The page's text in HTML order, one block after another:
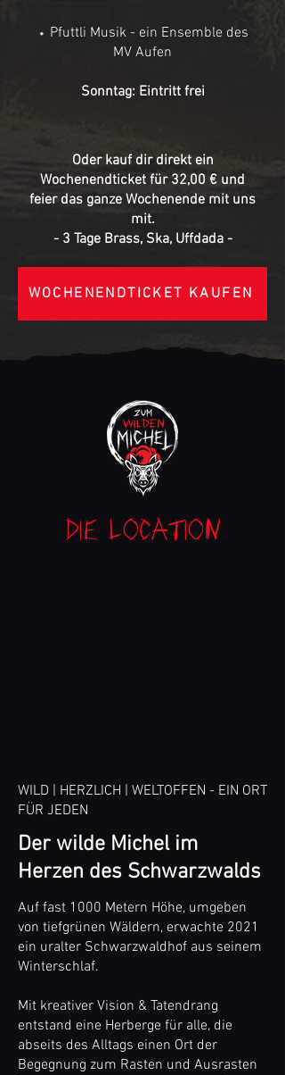
⬩ Pfuttli Musik - ein Ensemble des
MV Aufen
Sonntag: Eintritt frei
Oder kauf dir direkt ein
Wochenendticket für 32,00 € und
feier das ganze Wochenende mit uns
mit.
- 3 Tage Brass, Ska, Uffdada -
WOCHENENDTICKET KAUFEN
Die Location
WILD | HERZLICH | WELTOFFEN - EIN ORT
FÜR JEDEN
Der wilde Michel im
Herzen des Schwarzwalds
Auf fast 1000 Metern Höhe, umgeben
von tiefgrünen Wäldern, erwachte 2021
ein uralter Schwarzwaldhof aus seinem
Winterschlaf.
Mit kreativer Vision & Tatendrang
entstand eine Herberge für alle, die
abseits des Alltags einen Ort der
Begegnung zum Rasten und Ausrasten